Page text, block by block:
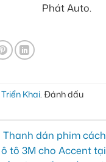
Phát Auto.
Khai . Đánh dấu
Thanh dán phim cách
tô 3M cho Accent tại